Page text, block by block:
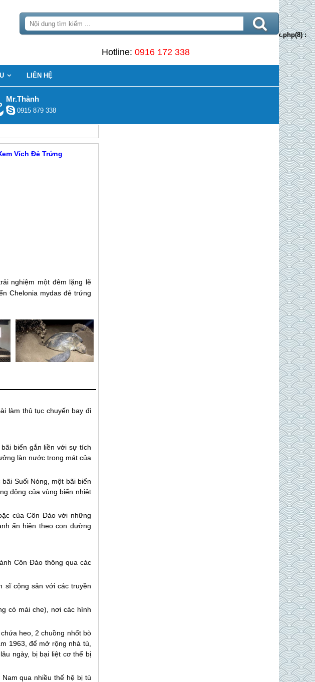
: eval()'d codeon line426
getaddrinfo failed: Temporary failure in name resolution in[path]/index.php(8) :
Hotline: 0916 172 338
LIÊN HỆ
Mr.Thành
0915 879 338
Vích Đẻ Trứng
nghiệm một đêm lặng lẽ
Chelonia mydas đẻ trứng
làm thủ tục chuyến bay đi
biển gắn liền với sự tích
làn nước trong mát của
Suối Nóng, một bãi biển
động của vùng biển nhiệt
củaCôn Đảovới những
ẩn hiện theo con đường
Côn Đảothông qua các
sĩ cộng sản với các truyền
có mái che), nơi các hình
heo, 2 chuồng nhốt bò
1963, để mở rộng nhà tù,
ngày, bị bại liệt cơ thể bị
qua nhiều thế hệ bị tù